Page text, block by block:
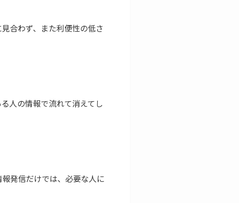
合わず、また利便性の低さ
人の情報で流れて消えてし
発信だけでは、必要な人に